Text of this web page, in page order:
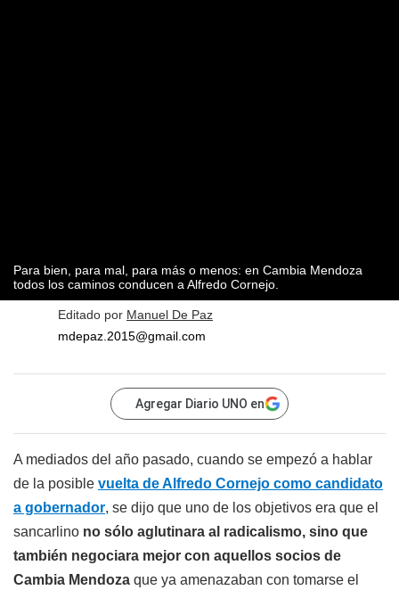
Para bien, para mal, para más o menos: en Cambia Mendoza
todos los caminos conducen a Alfredo Cornejo.
Editado por Manuel De Paz
mdepaz.2015@gmail.com
Agregar Diario UNO en
A mediados del año pasado, cuando se empezó a hablar
de la posible vuelta de Alfredo Cornejo como candidato
a gobernador, se dijo que uno de los objetivos era que el
sancarlino no sólo aglutinara al radicalismo, sino que
también negociara mejor con aquellos socios de
Cambia Mendoza que ya amenazaban con tomarse el